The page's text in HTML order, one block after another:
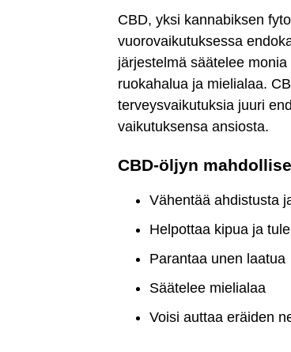
CBD, yksi kannabiksen
vuorovaikutuksessa
järjestelmä säätelee
ruokahalua ja mielialaa.
terveysvaikutuksia juuri
vaikutuksensa ansiosta.
CBD-öljyn
Vähentää ahdistusta
Helpottaa kipua ja
Parantaa unen laatua
Säätelee mielialaa
Voisi auttaa eräiden